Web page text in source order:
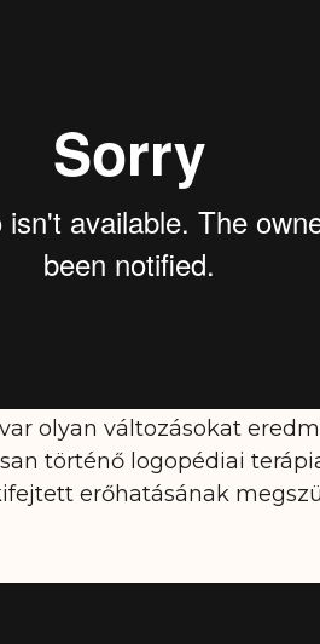
olyan változásokat
történő logopédiai
erőhatásának